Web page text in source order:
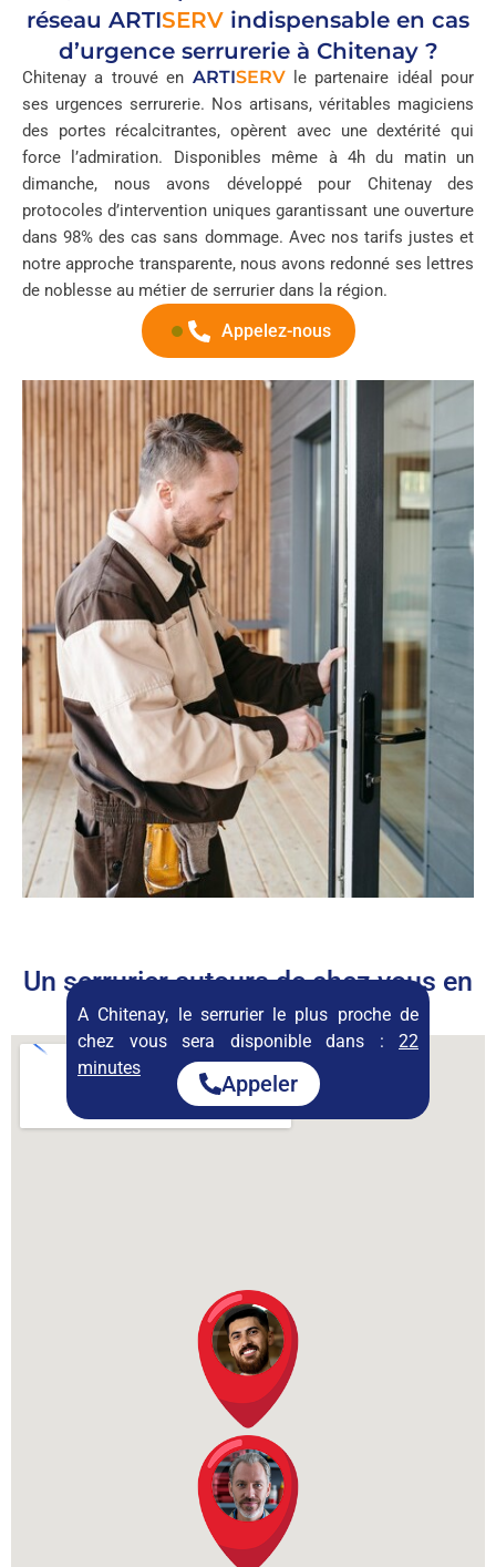
réseau ARTISERV indispensable en cas
d’urgence serrurerie à Chitenay ?
Chitenay a trouvé en ARTISERVle partenaire idéal pour
ses urgences serrurerie. Nos artisans, véritables magiciens
des portes récalcitrantes, opèrent avec une dextérité qui
force l’admiration. Disponibles même à 4h du matin un
dimanche, nous avons développé pour Chitenay des
protocoles d’intervention uniques garantissant une ouverture
dans 98% des cas sans dommage. Avec nos tarifs justes et
notre approche transparente, nous avons redonné ses lettres
de noblesse au métier de serrurier dans la région.
Appelez-nous
Un serrurier autours de chez vous en
permanence
A Chitenay, le serrurier le plus proche de
chez vous sera disponible dans : 22
minutes
Appeler